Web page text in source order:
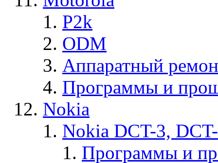
P2k
ODM
Аппаратный
Программы и
Nokia
Nokia DCT-3,
Программы и